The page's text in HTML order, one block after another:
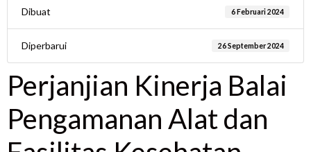
Dibuat 6 Februari 2024
Diperbarui 26 September 2024
Perjanjian Kinerja Balai
Pengamanan Alat dan